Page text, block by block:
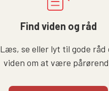
Find viden og råd
Læs, se eller lyt til gode råd
viden om at være